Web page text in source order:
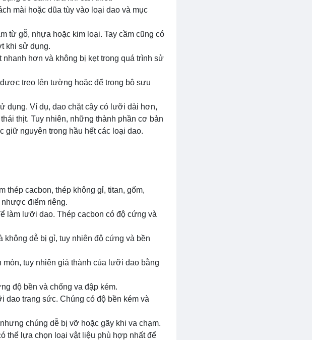
mài hoặc dũa tùy vào loại dao và mục
từ gỗ, nhựa hoặc kim loại. Tay cầm cũng có
khi sử dụng.
hơn và không bị kẹt trong quá trình sử
treo lên tường hoặc để trong bộ sưu
dụng. Ví dụ, dao chặt cây có lưỡi dài hơn,
thịt. Tuy nhiên, những thành phần cơ bản
nguyên trong hầu hết các loại dao.
cacbon, thép không gỉ, titan, gốm,
điểm riêng.
làm lưỡi dao. Thép cacbon có độ cứng và
không dễ bị gỉ, tuy nhiên độ cứng và bền
tuy nhiên giá thành của lưỡi dao bằng
độ bền và chống va đập kém.
trang sức. Chúng có độ bền kém và
chúng dễ bị vỡ hoặc gãy khi va chạm.
thể lựa chọn loại vật liệu phù hợp nhất để